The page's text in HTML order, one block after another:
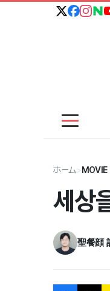
ホーム>MOVIE
세상
聖餐顔